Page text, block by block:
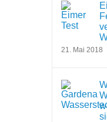
21. Mai 2018